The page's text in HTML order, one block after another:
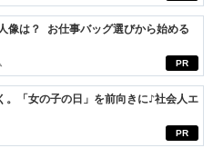
PR
像は？ お仕事バッグ選びから始める
PR
。「女の子の日」を前向きに♪社会人エ